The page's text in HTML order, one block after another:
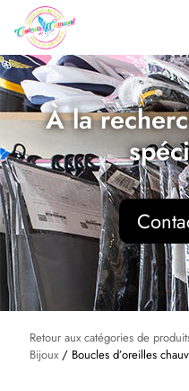
À la
Retour aux catégories de
Bijoux / Boucles d’oreilles